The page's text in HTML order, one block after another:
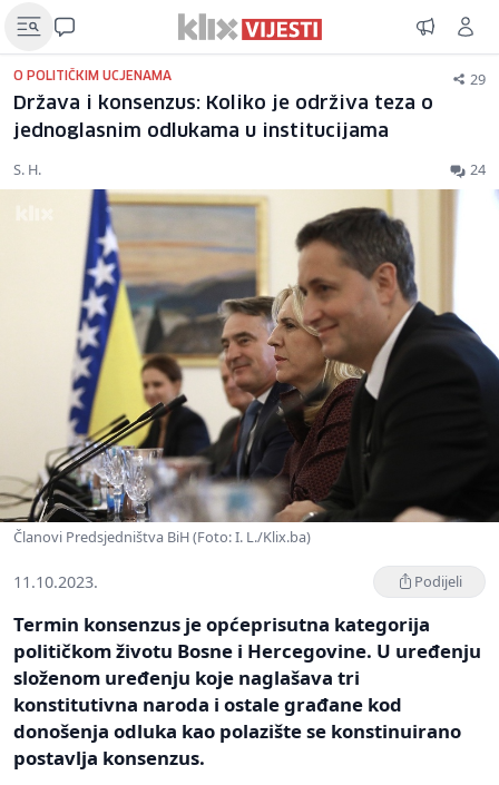
O POLITIČKIM UCJENAMA 29
Država i konsenzus: Koliko je održiva teza o
jednoglasnim odlukama u institucijama
S. H. 24
Članovi Predsjedništva BiH (Foto: I. L./Klix.ba)
11.10.2023. Podijeli
Termin konsenzus je općeprisutna kategorija
političkom životu Bosne i Hercegovine. U uređenju
složenom uređenju koje naglašava tri
konstitutivna naroda i ostale građane kod
donošenja odluka kao polazište se konstinuirano
postavlja konsenzus.